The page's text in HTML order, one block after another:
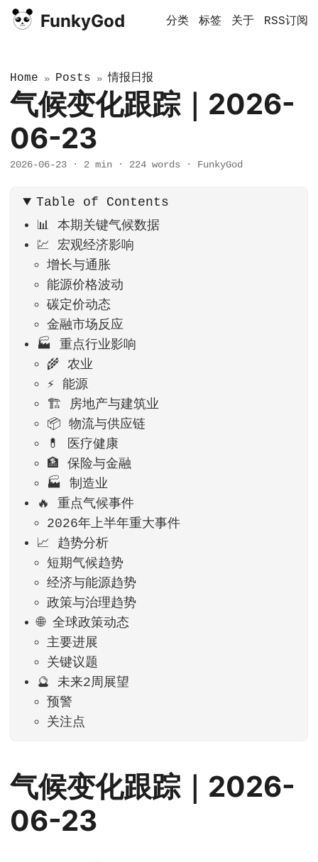
FunkyGod 分类 标签 关于 RSS订阅
Home » Posts »情报日报
气候变化跟踪｜2026-
06-23
2026-06-23 · 2 min · 224 words · FunkyGod
Table of Contents
📊 本期关键气候数据
💹 宏观经济影响
增长与通胀
能源价格波动
碳定价动态
金融市场反应
🏭 重点行业影响
🌾 农业
⚡ 能源
🏗️ 房地产与建筑业
📦 物流与供应链
💊 医疗健康
🏦 保险与金融
🏭 制造业
🔥 重点气候事件
2026年上半年重大事件
📈 趋势分析
短期气候趋势
经济与能源趋势
政策与治理趋势
🌐 全球政策动态
主要进展
关键议题
🔮 未来2周展望
预警
关注点
气候变化跟踪｜2026-
06-23